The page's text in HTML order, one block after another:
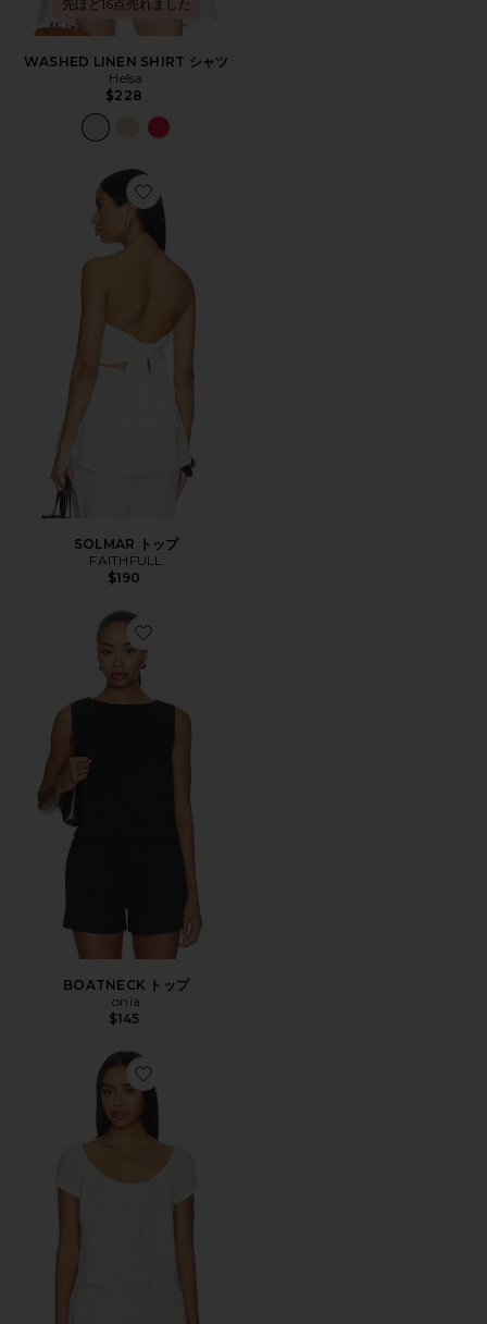
先ほど16点売れました
WASHED LINEN SHIRT シャツ
Helsa
$228
Favorite SOLMAR トップ
SOLMAR トップ
FAITHFULL
$190
Favorite BOATNECK トップ
BOATNECK トップ
onia
$145
Favorite WILMA トップ